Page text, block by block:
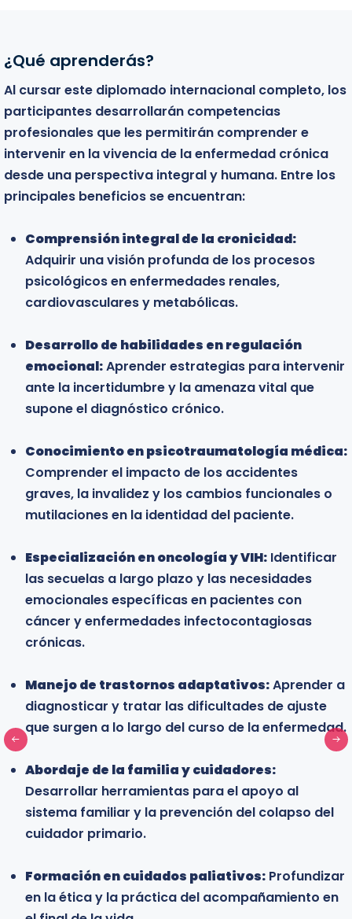
¿Qué aprenderás?
Al cursar este diplomado internacional completo, los
participantes desarrollarán competencias
profesionales que les permitirán comprender e
intervenir en la vivencia de la enfermedad crónica
desde una perspectiva integral y humana. Entre los
principales beneficios se encuentran:
Comprensión integral de la cronicidad:
Adquirir una visión profunda de los procesos
psicológicos en enfermedades renales,
cardiovasculares y metabólicas.
Desarrollo de habilidades en regulación
emocional:Aprender estrategias para intervenir
ante la incertidumbre y la amenaza vital que
supone el diagnóstico crónico.
Conocimiento en psicotraumatología médica:
Comprender el impacto de los accidentes
graves, la invalidez y los cambios funcionales o
mutilaciones en la identidad del paciente.
Especialización en oncología y VIH: Identificar
las secuelas a largo plazo y las necesidades
emocionales específicas en pacientes con
cáncer y enfermedades infectocontagiosas
crónicas.
Manejo de trastornos adaptativos:Aprender a
diagnosticar y tratar las dificultades de ajuste
que surgen a lo largo del curso de la enfermedad.
Abordaje de la familia y cuidadores:
Desarrollar herramientas para el apoyo al
sistema familiar y la prevención del colapso del
cuidador primario.
Formación en cuidados paliativos: Profundizar
en la ética y la práctica del acompañamiento en
Bienvenidos
Este diplomado está dirigido a todos aquellos
profesionales y estudiantes que desean profundizar
en el conocimiento clínico de las enfermedades
crónicas y fortalecer sus competencias para la
evaluación y tratamiento de personas que enfrentan
condiciones médicas complejas. El programa está
Profesionales de la salud mental:Psicólogos,
psiquiatras y psicoterapeutas que buscan
ampliar sus conocimientos sobre el impacto
herramientas clínicas para el acompañamiento
de pacientes crónicos y sus familias.
Profesionales del área médica y de la salud:
en comprender los aspectos biopsicosociales de
la enfermedad y mejorar la atención integral del
paciente.
Personas que participan en unidades de dolor,
centros de cuidados paliativos o programas de
atención domiciliaria que deseen fortalecer su
formación técnica en el manejo de crisis y duelo.
formación:Estudiantes de psicología,
enfermería y medicina interesados en
especializarse en el campo de la salud orgánica y
adquirir conocimientos que fortalezcan su
desarrollo profesional en entornos clínicos.
Learn more